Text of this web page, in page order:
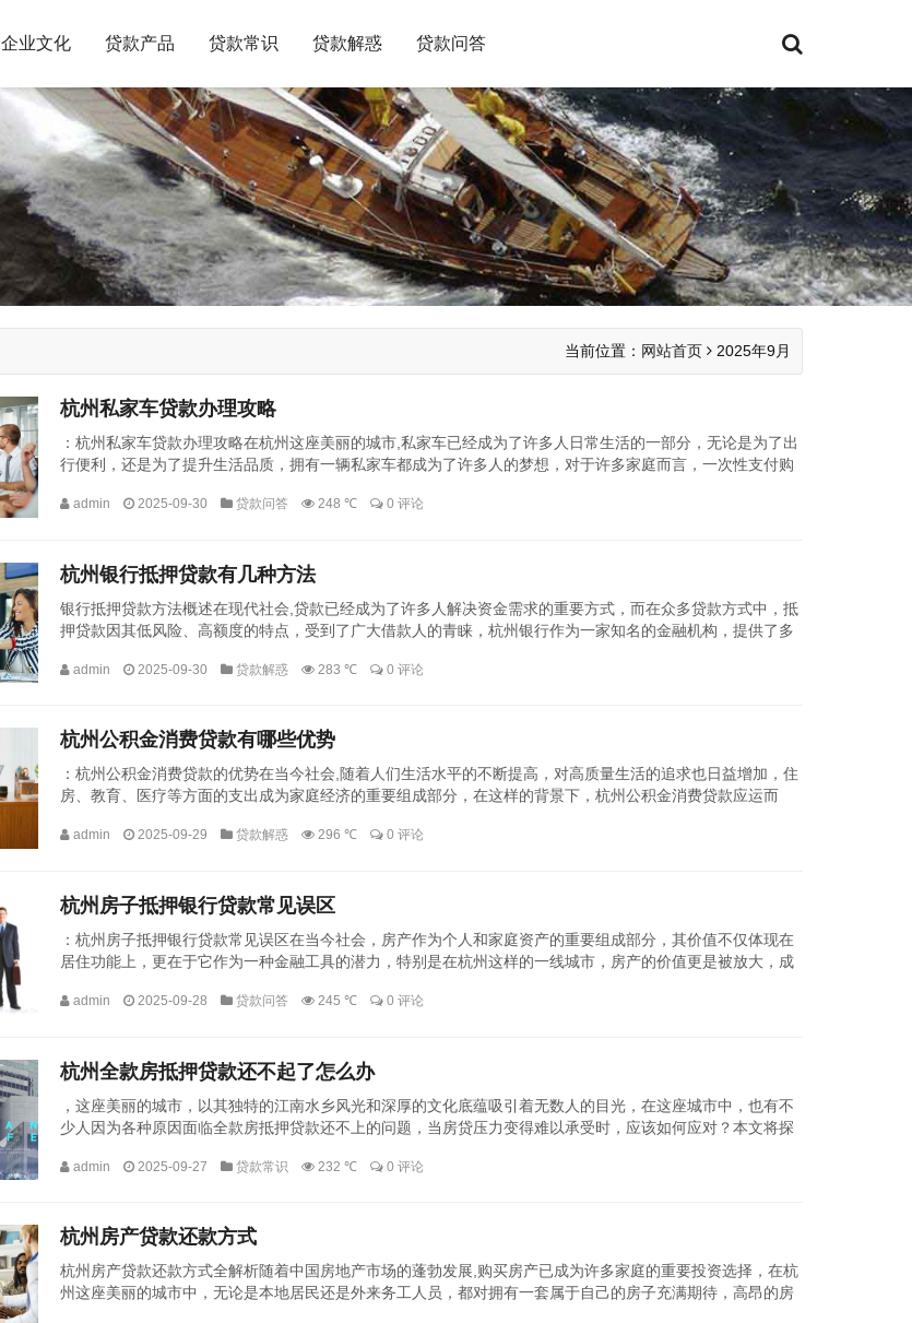
企业文化 贷款产品 贷款常识 贷款解惑 贷款问答
当前位置： 网站首页 2025年9月
杭州私家车贷款办理攻略
：杭州私家车贷款办理攻略在杭州这座美丽的城市,私家车已经成为了许多人日常生活的一部分，无论是为了出
行便利，还是为了提升生活品质，拥有一辆私家车都成为了许多人的梦想，对于许多家庭而言，一次性支付购
admin 2025-09-30 贷款问答 248 ℃ 0 评论
杭州银行抵押贷款有几种方法
银行抵押贷款方法概述在现代社会,贷款已经成为了许多人解决资金需求的重要方式，而在众多贷款方式中，抵
押贷款因其低风险、高额度的特点，受到了广大借款人的青睐，杭州银行作为一家知名的金融机构，提供了多
admin 2025-09-30 贷款解惑 283 ℃ 0 评论
杭州公积金消费贷款有哪些优势
：杭州公积金消费贷款的优势在当今社会,随着人们生活水平的不断提高，对高质量生活的追求也日益增加，住
房、教育、医疗等方面的支出成为家庭经济的重要组成部分，在这样的背景下，杭州公积金消费贷款应运而
admin 2025-09-29 贷款解惑 296 ℃ 0 评论
杭州房子抵押银行贷款常见误区
：杭州房子抵押银行贷款常见误区在当今社会，房产作为个人和家庭资产的重要组成部分，其价值不仅体现在
居住功能上，更在于它作为一种金融工具的潜力，特别是在杭州这样的一线城市，房产的价值更是被放大，成
admin 2025-09-28 贷款问答 245 ℃ 0 评论
杭州全款房抵押贷款还不起了怎么办
，这座美丽的城市，以其独特的江南水乡风光和深厚的文化底蕴吸引着无数人的目光，在这座城市中，也有不
少人因为各种原因面临全款房抵押贷款还不上的问题，当房贷压力变得难以承受时，应该如何应对？本文将探
admin 2025-09-27 贷款常识 232 ℃ 0 评论
杭州房产贷款还款方式
杭州房产贷款还款方式全解析随着中国房地产市场的蓬勃发展,购买房产已成为许多家庭的重要投资选择，在杭
州这座美丽的城市中，无论是本地居民还是外来务工人员，都对拥有一套属于自己的房子充满期待，高昂的房